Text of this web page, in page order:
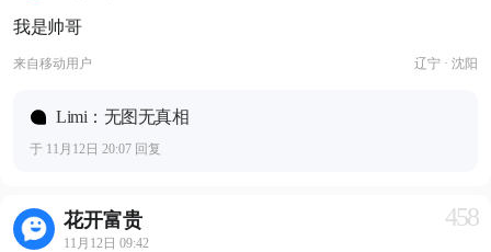
我是帅哥
来自移动用户 辽宁 · 沈阳
Limi：无图无真相
于 11月12日 20:07 回复
花开富贵
11月12日 09:42
458